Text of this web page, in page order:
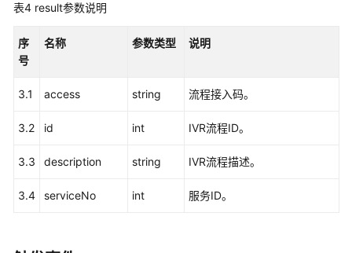
技
队
取
表4 result参数说明
序
号
名称 参数类型 说明
3.1 access string 流程接入码。
3.2 id int IVR流程ID。
3.3 description string IVR流程描述。
3.4 serviceNo int 服务ID。